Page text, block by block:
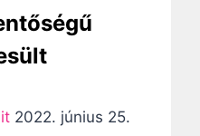
2022. június 25.